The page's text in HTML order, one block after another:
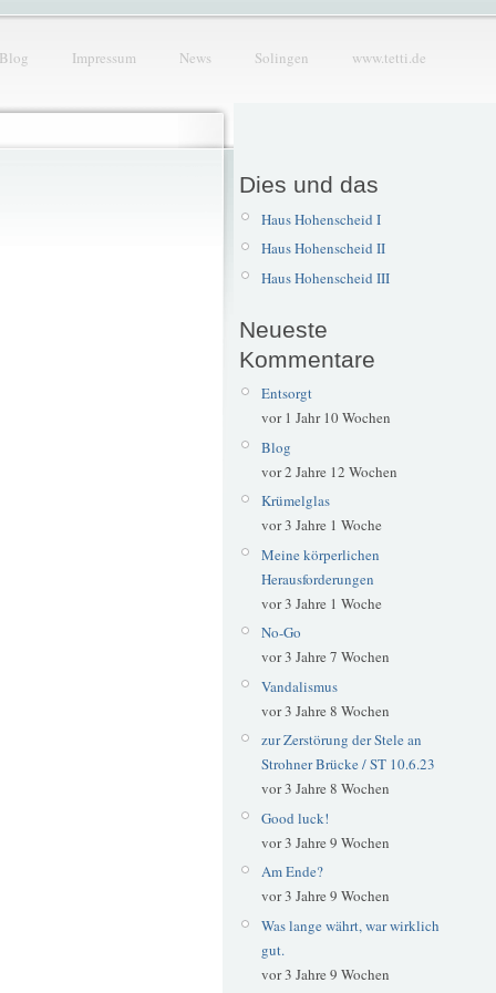
Blog Impressum News Solingen www.tetti.de
Dies und das
Haus Hohenscheid I
Haus Hohenscheid II
Haus Hohenscheid III
Neueste
Kommentare
Entsorgt
vor 1 Jahr 10 Wochen
Blog
vor 2 Jahre 12 Wochen
Krümelglas
vor 3 Jahre 1 Woche
Meine körperlichen
Herausforderungen
vor 3 Jahre 1 Woche
No-Go
vor 3 Jahre 7 Wochen
Vandalismus
vor 3 Jahre 8 Wochen
zur Zerstörung der Stele an
Strohner Brücke / ST 10.6.23
vor 3 Jahre 8 Wochen
Good luck!
vor 3 Jahre 9 Wochen
Am Ende?
vor 3 Jahre 9 Wochen
Was lange währt, war wirklich
gut.
vor 3 Jahre 9 Wochen